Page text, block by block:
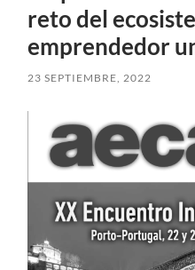
reto del
emprendedor
23 SEPTIEMBRE, 2022